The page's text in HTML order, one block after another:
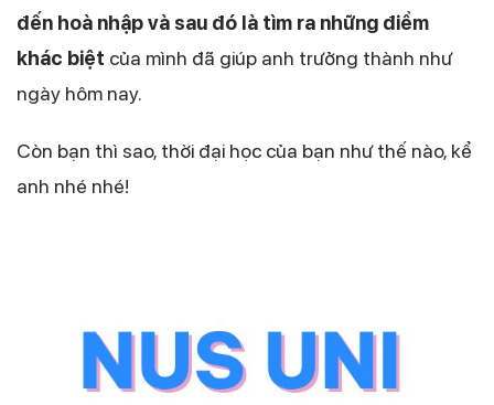
đến hoà nhập và sau đó là tìm ra những điểm
khác biệt của mình đã giúp anh trưởng thành như
ngày hôm nay.
Còn bạn thì sao, thời đại học của bạn như thế nào, kể
anh nhé nhé!